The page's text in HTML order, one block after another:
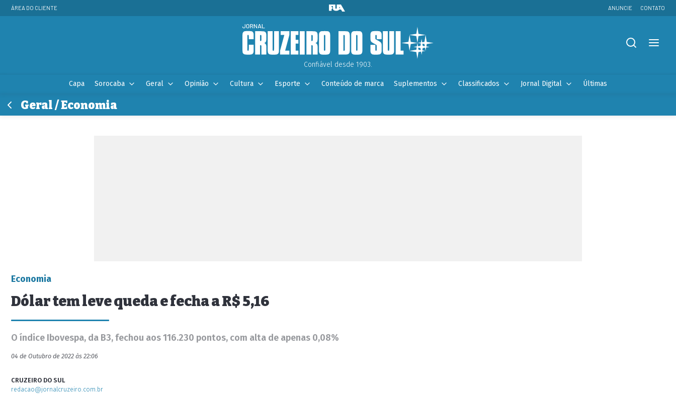
ÁREA DO CLIENTE ANUNCIE CONTATO
Confiável desde 1903.
Capa Sorocaba Geral Opinião Cultura Esporte Conteúdo de marca Suplementos Classificados Jornal Digital Últimas
Geral / Economia
Economia
Dólar tem leve queda e fecha a R$ 5,16
O índice Ibovespa, da B3, fechou aos 116.230 pontos, com alta de apenas 0,08%
04 de Outubro de 2022 às 22:06
CRUZEIRO DO SUL
redacao@jornalcruzeiro.com.br